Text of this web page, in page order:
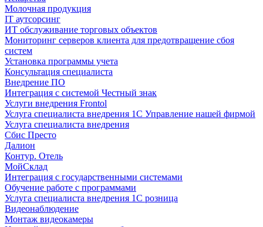
Молочная продукция
IT аутсорсинг
ИТ обслуживание торговых объектов
Мониторинг серверов клиента для предотвращение сбоя
систем
Установка программы учета
Консультация специалиста
Внедрение ПО
Интеграция с системой Честный знак
Услуги внедрения Frontol
Услуга специалиста внедрения 1С Управление нашей фирмой
Услуга специалиста внедрения
Сбис Престо
Далион
Контур. Отель
МойСклад
Интеграция с государственными системами
Обучение работе с программами
Услуга специалиста внедрения 1С розница
Видеонаблюдение
Монтаж видеокамеры